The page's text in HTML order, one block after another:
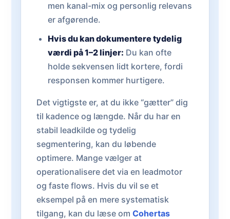
men kanal-mix og personlig relevans
er afgørende.
Hvis du kan dokumentere tydelig
værdi på 1–2 linjer: Du kan ofte
holde sekvensen lidt kortere, fordi
responsen kommer hurtigere.
Det vigtigste er, at du ikke “gætter” dig
til kadence og længde. Når du har en
stabil leadkilde og tydelig
segmentering, kan du løbende
optimere. Mange vælger at
operationalisere det via en leadmotor
og faste flows. Hvis du vil se et
eksempel på en mere systematisk
tilgang, kan du læse om Cohertas